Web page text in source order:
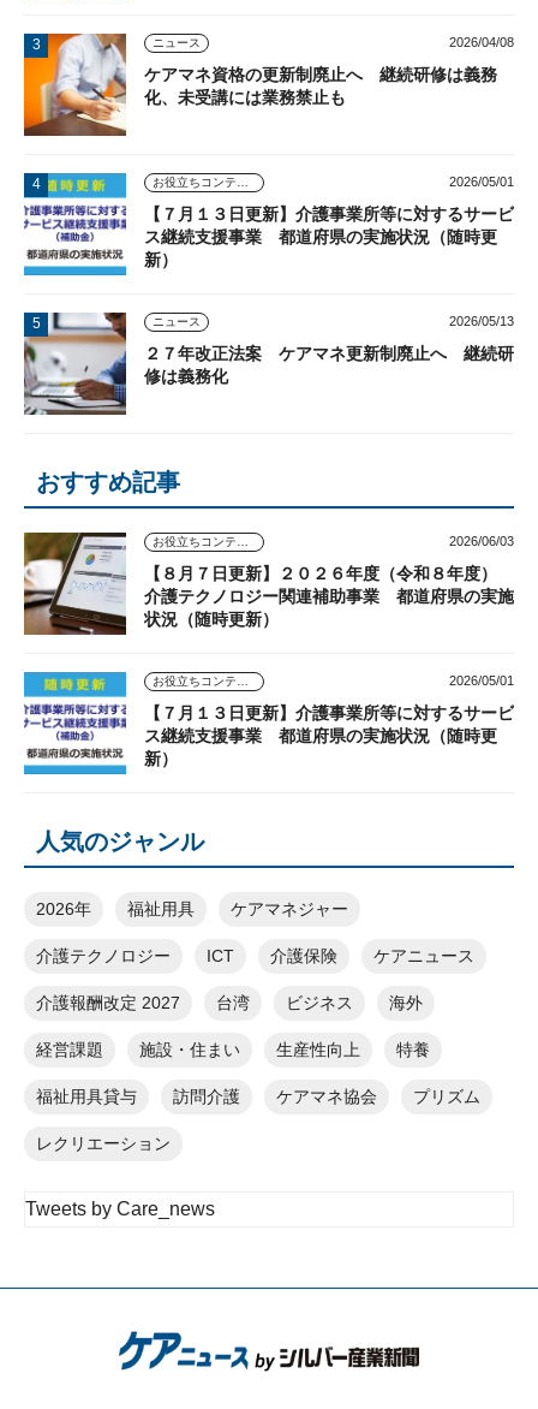
ニュース 2026/04/08
ケアマネ資格の更新制廃止へ 継続研修は義務
化、未受講には業務禁止も
2026/05/01
【７月１３日更新】介護事業所等に対するサービ
ス継続支援事業 都道府県の実施状況（随時更
新）
ニュース 2026/05/13
２７年改正法案 ケアマネ更新制廃止へ 継続研
修は義務化
おすすめ記事
2026/06/03
【８月７日更新】２０２６年度（令和８年度）
介護テクノロジー関連補助事業 都道府県の実施
状況（随時更新）
2026/05/01
【７月１３日更新】介護事業所等に対するサービ
ス継続支援事業 都道府県の実施状況（随時更
新）
人気のジャンル
2026年 福祉用具 ケアマネジャー
介護テクノロジー ICT 介護保険 ケアニュース
介護報酬改定 2027 台湾 ビジネス 海外
経営課題 施設・住まい 生産性向上 特養
福祉用具貸与 訪問介護 ケアマネ協会 プリズム
レクリエーション
Tweets by Care_news